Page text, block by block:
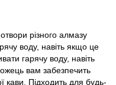
різного алмазу
воду, навіть якщо це
гарячу воду, навіть
вам забезпечить
кави. Підходить для будь-